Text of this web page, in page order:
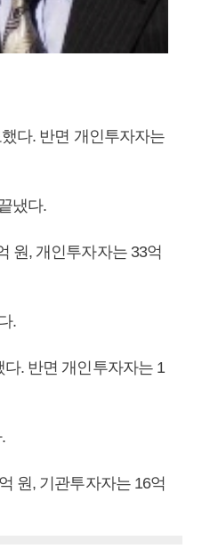
다. 반면 개인투자자는
냈다.
원, 개인투자자는 33억
.
. 반면 개인투자자는 1
원, 기관투자자는 16억